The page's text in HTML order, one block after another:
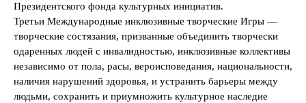
Президентского фонда культурных инициатив.
Третьи Международные инклюзивные творческие Игры —
творческие состязания, призванные объединить творчески
одаренных людей с инвалидностью, инклюзивные коллективы
независимо от пола, расы, вероисповедания, национальности,
наличия нарушений здоровья, и устранить барьеры между
людьми, сохранить и приумножить культурное наследие